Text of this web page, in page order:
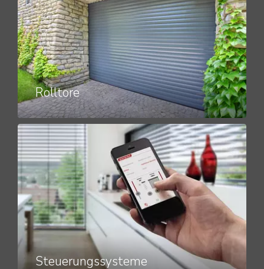
Rolltore
Steuerungssysteme